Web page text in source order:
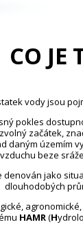
CO JE
vody jsou
pokles
začátek,
daným územím
beze
definován jako
dlouhodobých
HAMR(H